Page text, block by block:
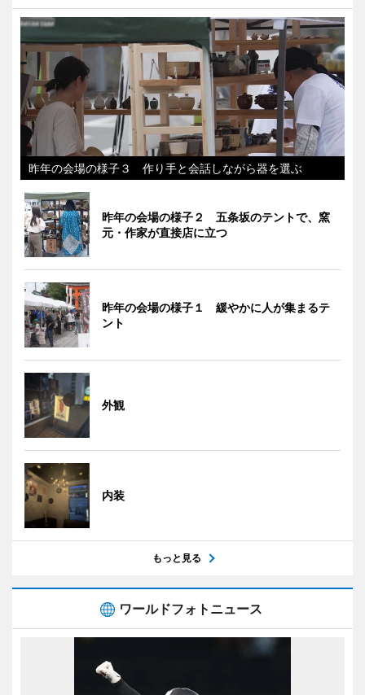
昨年の会場の様子３ 作り手と会話しながら器を選ぶ
昨年の会場の様子２ 五条坂のテントで、窯
元・作家が直接店に立つ
昨年の会場の様子１ 緩やかに人が集まるテ
ント
外観
内装
もっと見る
ワールドフォトニュース